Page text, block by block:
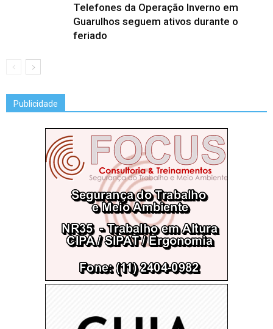
Telefones da Operação Inverno em
Guarulhos seguem ativos durante o
feriado
Publicidade